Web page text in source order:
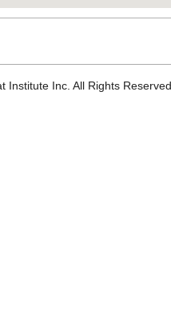
Institute Inc. All Rights